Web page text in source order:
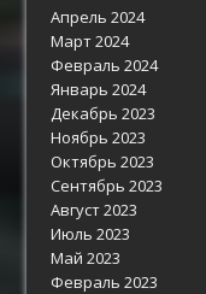
Апрель 2024
Март 2024
Февраль 2024
Январь 2024
Декабрь 2023
Ноябрь 2023
Октябрь 2023
Сентябрь 2023
Август 2023
Июль 2023
Май 2023
Февраль 2023